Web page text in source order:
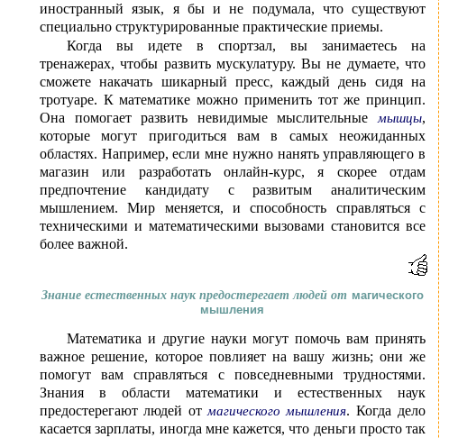
иностранный язык, я бы и не подумала, что существуют
специально структурированные практические приемы.
Когда вы идете в спортзал, вы занимаетесь на
тренажерах, чтобы развить мускулатуру. Вы не думаете, что
сможете накачать шикарный пресс, каждый день сидя на
тротуаре. К математике можно применить тот же принцип.
Она помогает развить невидимые мыслительные мышцы,
которые могут пригодиться вам в самых неожиданных
областях. Например, если мне нужно нанять управляющего в
магазин или разработать онлайн-курс, я скорее отдам
предпочтение кандидату с развитым аналитическим
мышлением. Мир меняется, и способность справляться с
техническими и математическими вызовами становится все
более важной.
Знание естественных наук предостерегает людей от магического
мышления
Математика и другие науки могут помочь вам принять
важное решение, которое повлияет на вашу жизнь; они же
помогут вам справляться с повседневными трудностями.
Знания в области математики и естественных наук
предостерегают людей от магического мышления. Когда дело
касается зарплаты, иногда мне кажется, что деньги просто так